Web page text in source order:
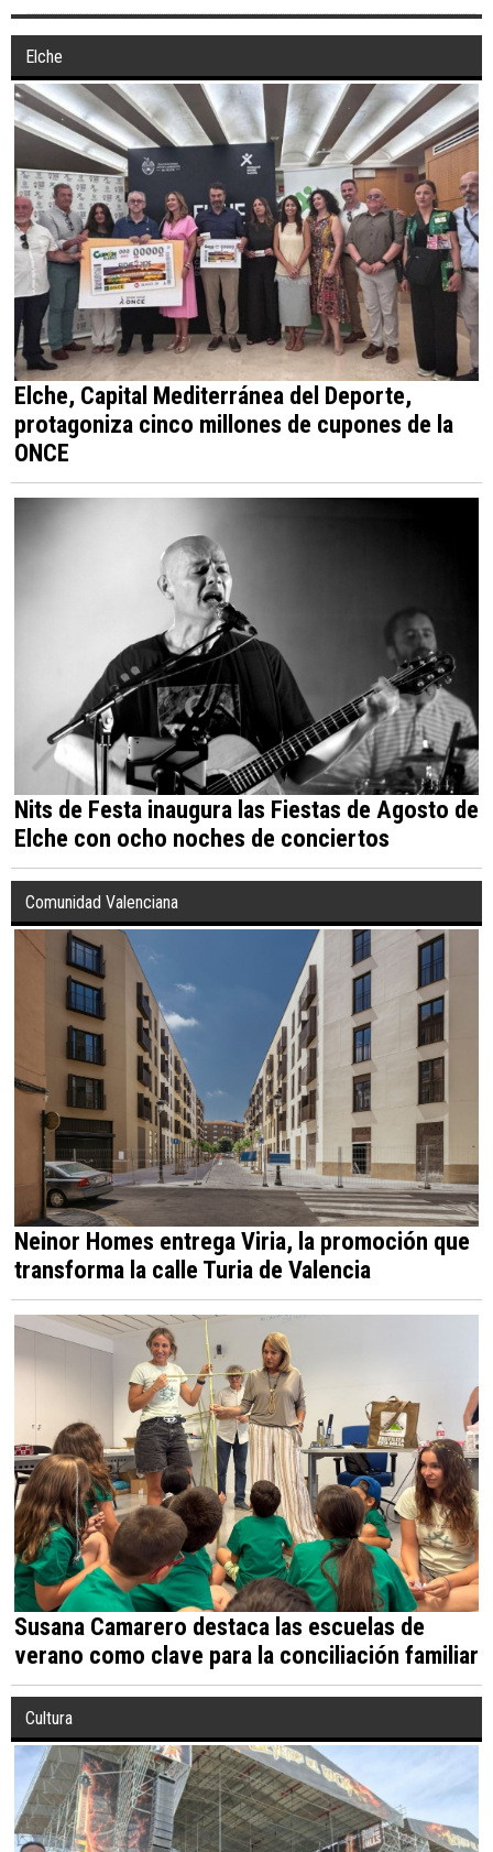
Elche
Elche, Capital Mediterránea del Deporte,
protagoniza cinco millones de cupones de la
ONCE
Nits de Festa inaugura las Fiestas de Agosto de
Elche con ocho noches de conciertos
Comunidad Valenciana
Neinor Homes entrega Viria, la promoción que
transforma la calle Turia de Valencia
Susana Camarero destaca las escuelas de
verano como clave para la conciliación familiar
Cultura